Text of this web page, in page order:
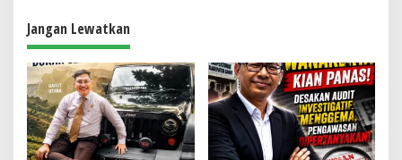
a
s
i
p
o
s
Jangan Lewatkan